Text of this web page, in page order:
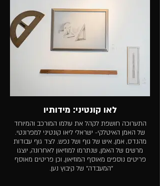
לאו קונטיני: מידותיו
התערוכה חושפת לקהל את עולמו המורכב והמיוחד
של האמן האיטלקי- ישראלי ליאו קונטיני למפרונטי.
מהנדס, אמן, איש של גוף ושל נפש. לצד גוף עבודות
מרשים של האמן, שנתרמו למוזיאון לאחרונה, יוצגו
פריטים נוספים מאוסף המוזיאון, וכן פריטים מאוסף
"המעבדה" של קיבוץ נען.